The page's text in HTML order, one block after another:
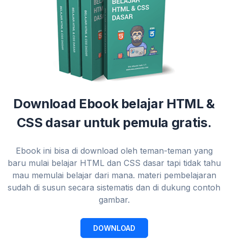
Download Ebook belajar HTML &
CSS dasar untuk pemula gratis.
Ebook ini bisa di download oleh teman-teman yang
baru mulai belajar HTML dan CSS dasar tapi tidak tahu
mau memulai belajar dari mana. materi pembelajaran
sudah di susun secara sistematis dan di dukung contoh
gambar.
DOWNLOAD